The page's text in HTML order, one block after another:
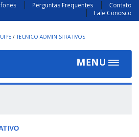
Perguntas Frequentes
Contato
Fale Conosco
/ TECNICO ADMINISTRATIVOS
MENU
Toggle